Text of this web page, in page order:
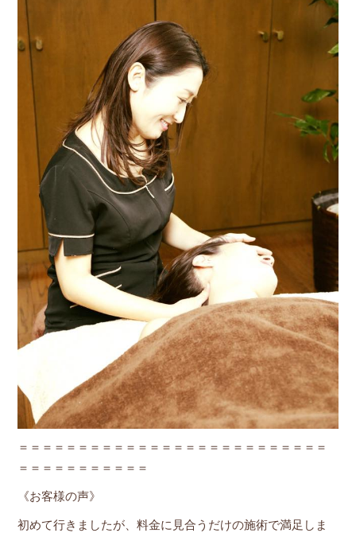
＝＝＝＝＝＝＝＝＝＝＝＝＝＝＝＝＝＝＝＝＝＝＝＝＝＝
＝＝＝＝＝＝＝＝＝＝＝
《お客様の声》
初めて行きましたが、料金に見合うだけの施術で満足しま